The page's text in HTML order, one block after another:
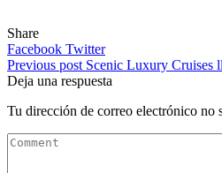
Share
Facebook Twitter
Navegación
de
entradas
Previous post Scenic Luxury Cruises
Deja una respuesta
Tu dirección de correo electrónico no